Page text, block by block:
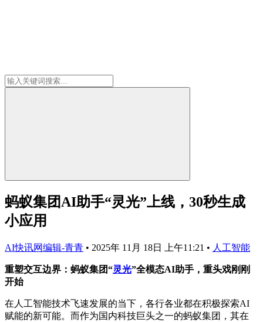
蚂蚁集团AI助手“灵光”上线，30秒生成
小应用
AI快讯网编辑-青青 • 2025年 11月 18日 上午11:21 • 人工智能
重塑交互边界：蚂蚁集团“灵光”全模态AI助手，重头戏刚刚
开始
在人工智能技术飞速发展的当下，各行各业都在积极探索AI
赋能的新可能。而作为国内科技巨头之一的蚂蚁集团，其在